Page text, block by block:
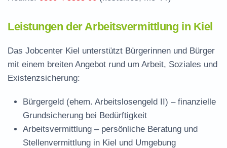
Leistungen der Arbeitsvermittlung in Kiel
Das Jobcenter Kiel unterstützt Bürgerinnen und Bürger
mit einem breiten Angebot rund um Arbeit, Soziales und
Existenzsicherung:
Bürgergeld (ehem. Arbeitslosengeld II) – finanzielle
Grundsicherung bei Bedürftigkeit
Arbeitsvermittlung – persönliche Beratung und
Stellenvermittlung in Kiel und Umgebung